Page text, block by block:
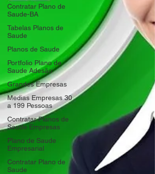
Contratar Plano de
Saude-BA
Tabelas Planos de
Saude
Planos de Saude
Portfolio Plano de
Saude Adesão
Grandes Empresas
Medias Empresas 30
a 199 Pessoas
Contratar Planos de
Saude Empresas
Plano de Saude
Empresarial
Contratar Plano de
Saude